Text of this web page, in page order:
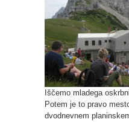
Iščemo mladega
Potem je to pravo
dvodnevnem